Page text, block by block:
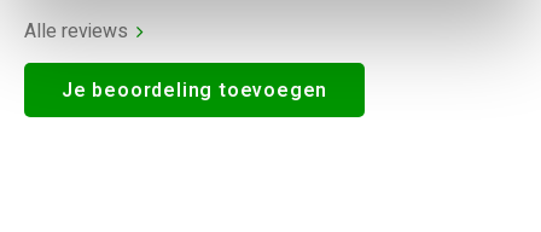
Alle reviews
Je beoordeling toevoegen